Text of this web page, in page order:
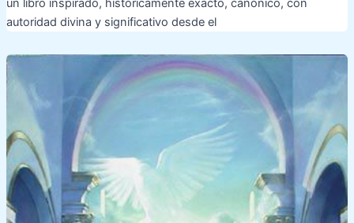
un libro inspirado, históricamente exacto, canónico, con
autoridad divina y significa­tivo desde el